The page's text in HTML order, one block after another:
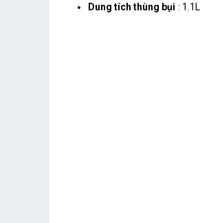
Dung tích thùng bụi : 1.1L